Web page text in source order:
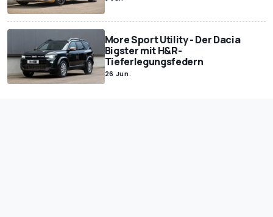
More Sport Utility - Der Dacia
Bigster mit H&R-
Tieferlegungsfedern
26 Jun.